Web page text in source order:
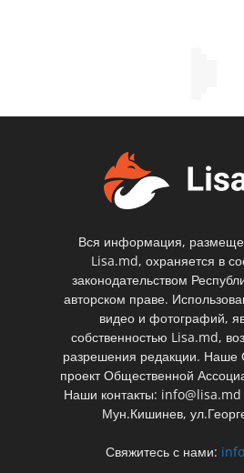
Вся информация,
Lisa.md, охраняется в
законодательством
авторском праве.
видео и фотографий,
собственностью Lisa.md,
разрешения редакции. Наше
проект Общественной
Наши контакты:
Мун.Кишинев,
Свяжитесь с нами: